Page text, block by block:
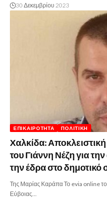
30 Δεκεμβρίου 2023
ΕΠΙΚΑΙΡΌΤΗΤΑ ΠΟΛΙΤΙΚΉ
Χαλκίδα:
του Γιάννη Νέζη για
την έδρα στο δημοτικό
Της Μαρίας Καράπα Το evia online
Εύβοιας…